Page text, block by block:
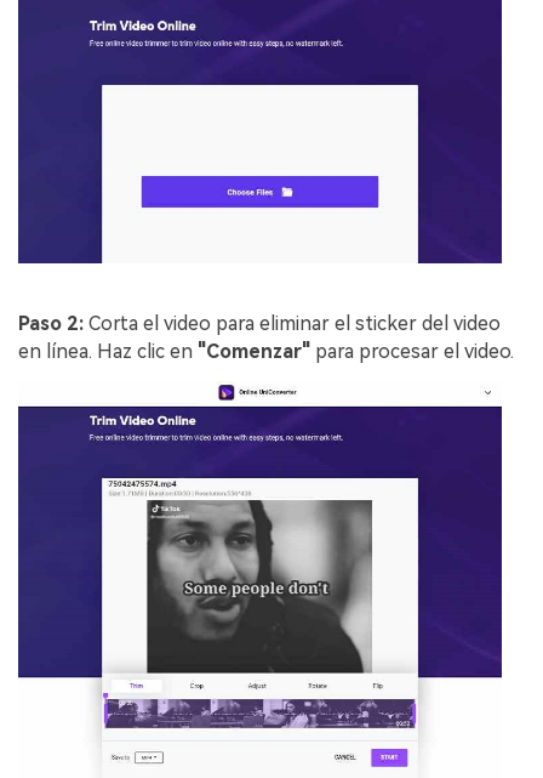
Paso 2: Corta el video para eliminar el sticker del video
en línea. Haz clic en "Comenzar" para procesar el video.